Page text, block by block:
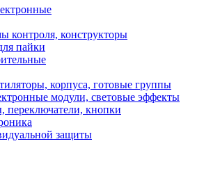
контроля, конструкторы
пайки
корпуса, готовые группы
модули, световые эффекты
переключатели, кнопки
защиты